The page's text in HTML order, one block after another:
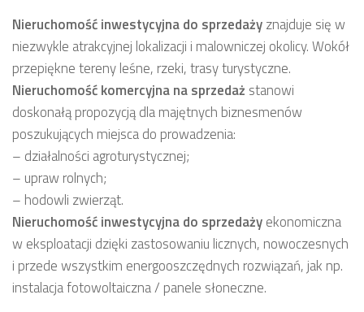
Nieruchomość inwestycyjnado sprzedażyznajduje się w
niezwykle atrakcyjnej lokalizacji i malowniczej okolicy. Wokół
przepiękne tereny leśne, rzeki, trasy turystyczne.
Nieruchomość komercyjnana sprzedaż stanowi
doskonałą propozycją dla majętnych biznesmenów
poszukujących miejsca do prowadzenia:
– działalności agroturystycznej;
– upraw rolnych;
– hodowli zwierząt.
Nieruchomość inwestycyjnado sprzedażyekonomiczna
w eksploatacji dzięki zastosowaniu licznych, nowoczesnych
i przede wszystkim energooszczędnych rozwiązań, jak np.
instalacja fotowoltaiczna / panele słoneczne.